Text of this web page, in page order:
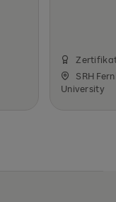
SRH
University